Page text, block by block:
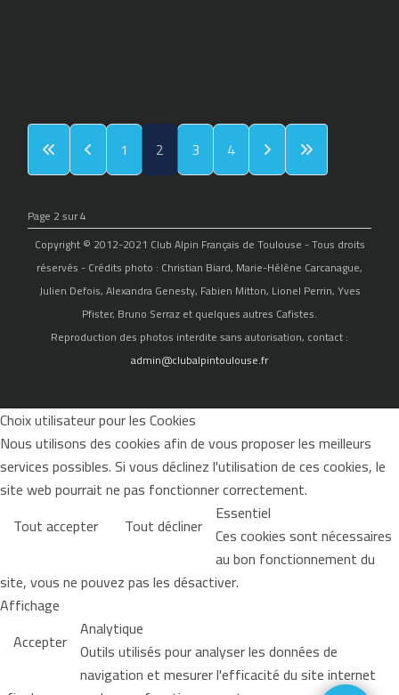
1 2 3 4
Page 2 sur 4
Copyright © 2012-2021 Club Alpin Français de Toulouse - Tous droits
réservés - Crédits photo : Christian Biard, Marie-Hélène Carcanague,
Julien Defois, Alexandra Genesty, Fabien Mitton, Lionel Perrin, Yves
Pfister, Bruno Serraz et quelques autres Cafistes.
Reproduction des photos interdite sans autorisation, contact :
admin@clubalpintoulouse.fr
Choix utilisateur pour les Cookies
Nous utilisons des cookies afin de vous proposer les meilleurs
services possibles. Si vous déclinez l'utilisation de ces cookies, le
site web pourrait ne pas fonctionner correctement.
Tout accepter
Tout décliner Essentiel
Ces cookies sont nécessaires
au bon fonctionnement du
site, vous ne pouvez pas les désactiver.
Affichage
Accepter Analytique
Outils utilisés pour analyser les données de
navigation et mesurer l'efficacité du site internet